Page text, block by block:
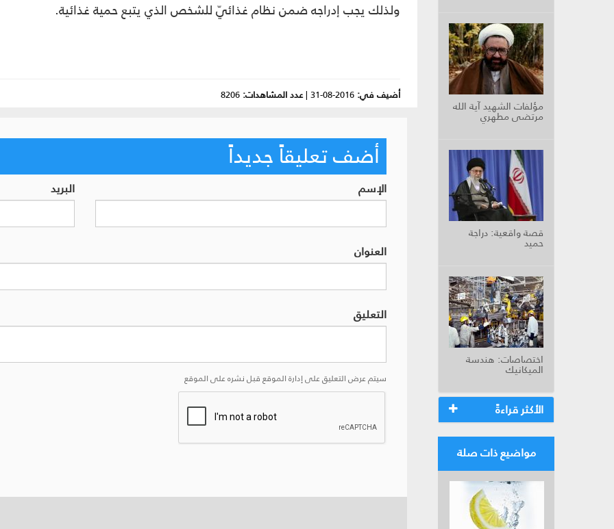
مؤلفات الشهيد آية الله
مرتضى مطهري
قصة واقعية: دراجة
حميد
اختصاصات: هندسة
الميكانيك
الأكثر قراءةً
مواضيع ذات صلة
ولذلك يجب إدراجه ضمن نظام غذائيّ للشخص الذي يتبع حمية غذائية.
أضيف في: 2016-08-31
|عدد المشاهدات: 8206
أضف تعليقاً جديداً
الإسم البريد
العنوان
التعليق
سيتم عرض التعليق على إدارة الموقع قبل نشره على الموقع